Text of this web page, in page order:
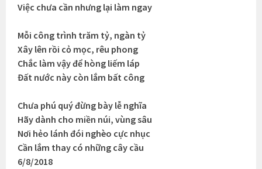
Việc chưa cần nhưng lại làm ngay
Mỗi công trình trăm tỷ, ngàn tỷ
Xây lên rồi cỏ mọc, rêu phong
Chắc làm vậy để hòng liếm láp
Đất nước này còn lắm bất công
Chưa phú quý đừng bày lễ nghĩa
Hãy dành cho miền núi, vùng sâu
Nơi hẻo lánh đói nghèo cực nhục
Cần lắm thay có những cây cầu
6/8/2018